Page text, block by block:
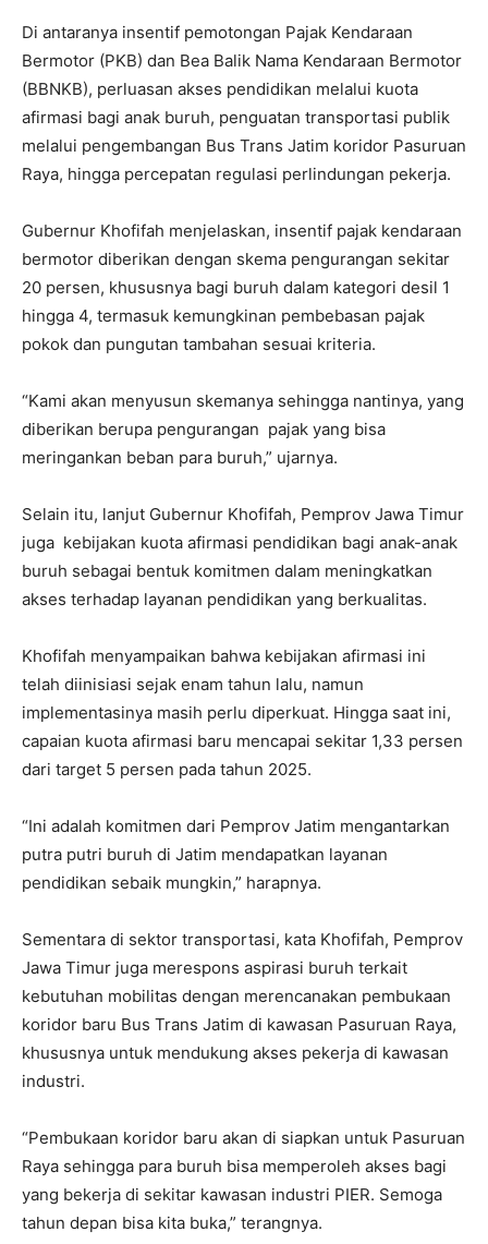
Di antaranya insentif pemotongan Pajak Kendaraan
Bermotor (PKB) dan Bea Balik Nama Kendaraan Bermotor
(BBNKB), perluasan akses pendidikan melalui kuota
afirmasi bagi anak buruh, penguatan transportasi publik
melalui pengembangan Bus Trans Jatim koridor Pasuruan
Raya, hingga percepatan regulasi perlindungan pekerja.
Gubernur Khofifah menjelaskan, insentif pajak kendaraan
bermotor diberikan dengan skema pengurangan sekitar
20 persen, khususnya bagi buruh dalam kategori desil 1
hingga 4, termasuk kemungkinan pembebasan pajak
pokok dan pungutan tambahan sesuai kriteria.
“Kami akan menyusun skemanya sehingga nantinya, yang
diberikan berupa pengurangan pajak yang bisa
meringankan beban para buruh,” ujarnya.
Selain itu, lanjut Gubernur Khofifah, Pemprov Jawa Timur
juga kebijakan kuota afirmasi pendidikan bagi anak-anak
buruh sebagai bentuk komitmen dalam meningkatkan
akses terhadap layanan pendidikan yang berkualitas.
Khofifah menyampaikan bahwa kebijakan afirmasi ini
telah diinisiasi sejak enam tahun lalu, namun
implementasinya masih perlu diperkuat. Hingga saat ini,
capaian kuota afirmasi baru mencapai sekitar 1,33 persen
dari target 5 persen pada tahun 2025.
“Ini adalah komitmen dari Pemprov Jatim mengantarkan
putra putri buruh di Jatim mendapatkan layanan
pendidikan sebaik mungkin,” harapnya.
Sementara di sektor transportasi, kata Khofifah, Pemprov
Jawa Timur juga merespons aspirasi buruh terkait
kebutuhan mobilitas dengan merencanakan pembukaan
koridor baru Bus Trans Jatim di kawasan Pasuruan Raya,
khususnya untuk mendukung akses pekerja di kawasan
industri.
“Pembukaan koridor baru akan di siapkan untuk Pasuruan
Raya sehingga para buruh bisa memperoleh akses bagi
yang bekerja di sekitar kawasan industri PIER. Semoga
tahun depan bisa kita buka,” terangnya.